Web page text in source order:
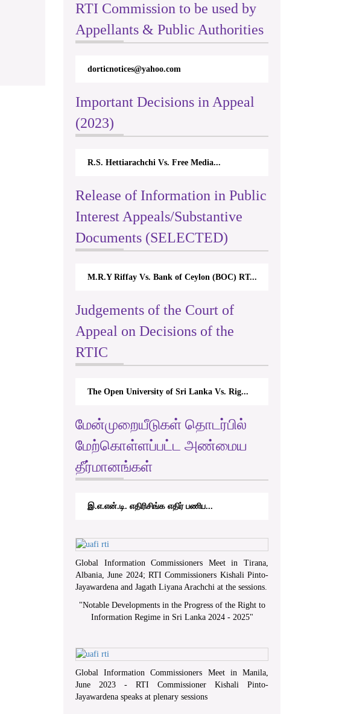
RTI Commission to be used by
Appellants & Public Authorities
dorticnotices@yahoo.com
Important Decisions in Appeal
(2023)
R.S. Hettiarachchi Vs. Free Media...
Release of Information in Public
Interest Appeals/Substantive
Documents (SELECTED)
M.R.Y Riffay Vs. Bank of Ceylon (BOC) RT...
Judgements of the Court of
Appeal on Decisions of the
RTIC
The Open University of Sri Lanka Vs. Rig...
மேன்முறையீடுகள் தொடர்பில்
மேற்கொள்ளப்பட்ட அண்மைய
தீர்மானங்கள்
இ.எ.என்.டி. எதிரிசிங்க எதிர் பணிப...
Global Information Commissioners Meet in Tirana,
Albania, June 2024; RTI Commissioners Kishali Pinto-
Jayawardena and Jagath Liyana Arachchi at the sessions.
"Notable Developments in the Progress of the Right to
Information Regime in Sri Lanka 2024 - 2025"
Global Information Commissioners Meet in Manila,
June 2023 - RTI Commissioner Kishali Pinto-
Jayawardena speaks at plenary sessions